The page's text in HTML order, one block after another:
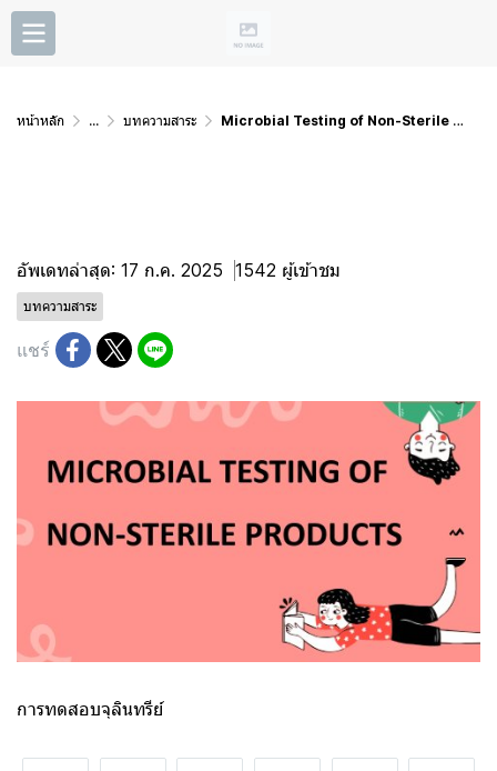
หน้าหลัก ... บทความสาระ Microbial Testing of Non-Sterile Products
อัพเดทล่าสุด: 17 ก.ค. 2025 1542 ผู้เข้าชม
บทความสาระ
แชร์
การทดสอบจุลินทรีย์